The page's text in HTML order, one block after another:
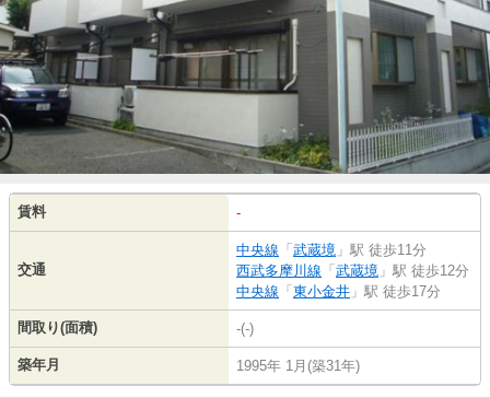
賃料 -
交通
中央線 「 武蔵境 」駅 徒歩11分
西武多摩川線 「 武蔵境 」駅 徒歩12分
中央線 「 東小金井 」駅 徒歩17分
間取り(面積) -(-)
築年月 1995年 1月(築31年)